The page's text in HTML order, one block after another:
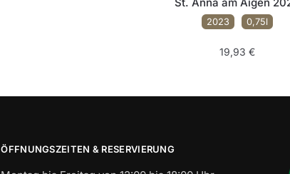
2023 0,75l
19,93 €
ÖFFNUNGSZEITEN & RESERVIERUNG